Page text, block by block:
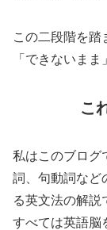
この二段階を踏
「できないまま
こ
私はこのブログ
詞、句動詞など
る英文法の解説
すべては英語脳